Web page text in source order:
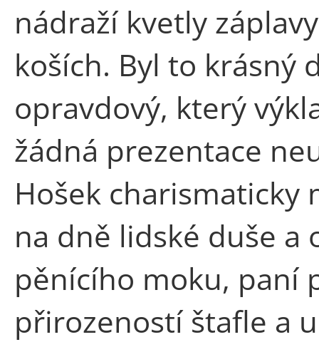
nádraží kvetly
koších. Byl to krásný
opravdový, který
žádná prezentace
Hošek charismaticky
na dně lidské duše
pěnícího moku, paní
přirozeností štafle a